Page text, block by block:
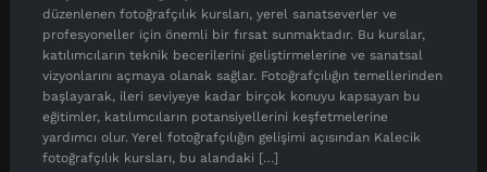
düzenlenen fotoğrafçılık kursları, yerel sanatseverler ve
profesyoneller için önemli bir fırsat sunmaktadır. Bu kurslar,
katılımcıların teknik becerilerini geliştirmelerine ve sanatsal
vizyonlarını açmaya olanak sağlar. Fotoğrafçılığın temellerinden
başlayarak, ileri seviyeye kadar birçok konuyu kapsayan bu
eğitimler, katılımcıların potansiyellerini keşfetmelerine
yardımcı olur. Yerel fotoğrafçılığın gelişimi açısından Kalecik
fotoğrafçılık kursları, bu alandaki […]